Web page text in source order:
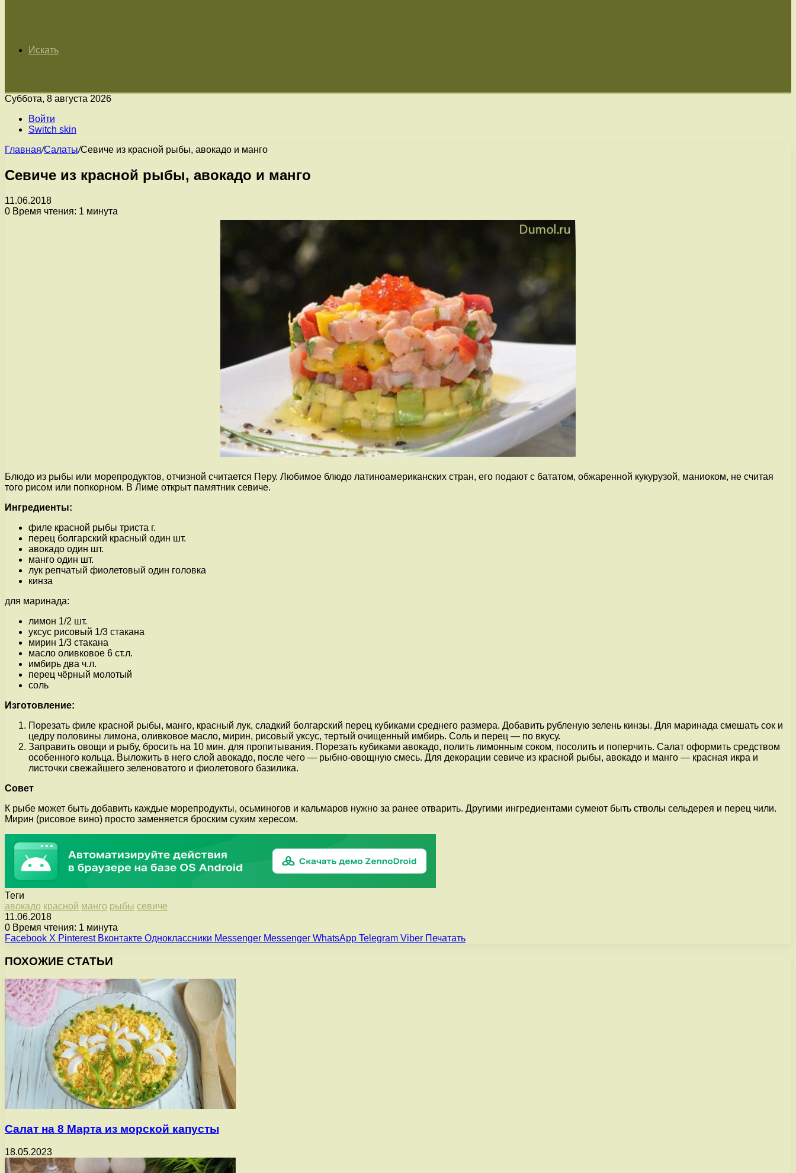
Искать
Суббота, 8 августа 2026
Войти
Switch skin
Главная/Салаты/Севиче из красной рыбы, авокадо и манго
Севиче из красной рыбы, авокадо и манго
11.06.2018
0 Время чтения: 1 минута
Блюдо из рыбы или морепродуктов, отчизной считается Перу. Любимое блюдо латиноамериканских стран, его подают с бататом, обжаренной кукурузой, маниоком, не считая
того рисом или попкорном. В Лиме открыт памятник севиче.
Ингредиенты:
филе красной рыбы триста г.
перец болгарский красный один шт.
авокадо один шт.
манго один шт.
лук репчатый фиолетовый один головка
кинза
для маринада:
лимон 1/2 шт.
уксус рисовый 1/3 стакана
мирин 1/3 стакана
масло оливковое 6 ст.л.
имбирь два ч.л.
перец чёрный молотый
соль
Изготовление:
Порезать филе красной рыбы, манго, красный лук, сладкий болгарский перец кубиками среднего размера. Добавить рубленую зелень кинзы. Для маринада смешать сок и
цедру половины лимона, оливковое масло, мирин, рисовый уксус, тертый очищенный имбирь. Соль и перец — по вкусу.
Заправить овощи и рыбу, бросить на 10 мин. для пропитывания. Порезать кубиками авокадо, полить лимонным соком, посолить и поперчить. Салат оформить средством
особенного кольца. Выложить в него слой авокадо, после чего — рыбно-овощную смесь. Для декорации севиче из красной рыбы, авокадо и манго — красная икра и
листочки свежайшего зеленоватого и фиолетового базилика.
Совет
К рыбе может быть добавить каждые морепродукты, осьминогов и кальмаров нужно за ранее отварить. Другими ингредиентами сумеют быть стволы сельдерея и перец чили.
Мирин (рисовое вино) просто заменяется броским сухим хересом.
Теги
авокадо красной манго рыбы севиче
11.06.2018
0 Время чтения: 1 минута
Facebook X Pinterest Вконтакте Одноклассники Messenger Messenger WhatsApp Telegram Viber Печатать
ПОХОЖИЕ СТАТЬИ
Салат на 8 Марта из морской капусты
18.05.2023